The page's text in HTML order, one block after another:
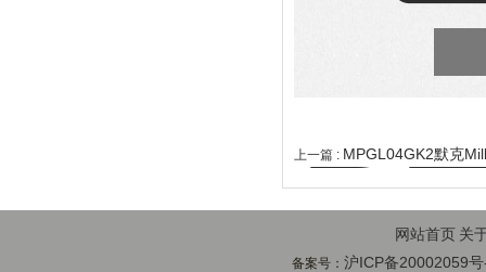
上一篇 : MPGL04GK2默克
网站首页 关
备案号：沪ICP备20002059